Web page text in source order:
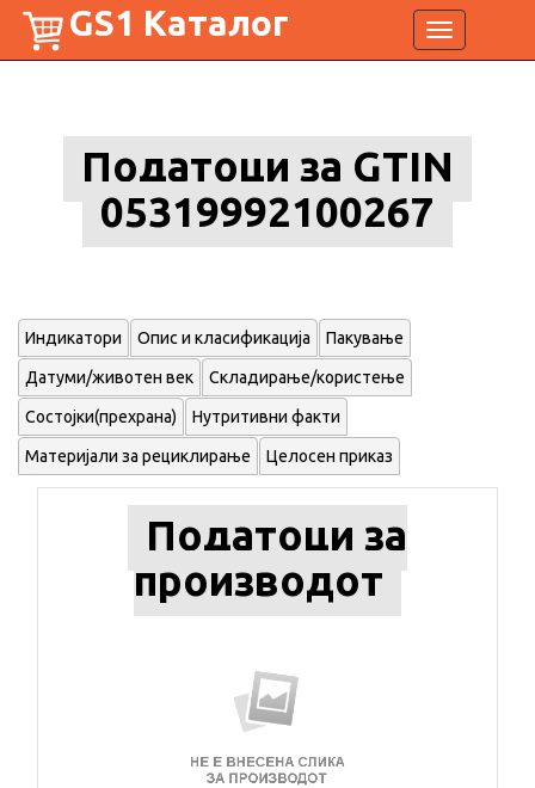
Toggle
navigation
GS1 Каталог
Податоци за GTIN
05319992100267
Индикатори Опис и класификација Пакување
Датуми/животен век Складирање/користење
Состојки(прехрана) Нутритивни факти
Материјали за рециклирање Целосен приказ
Податоци за
производот